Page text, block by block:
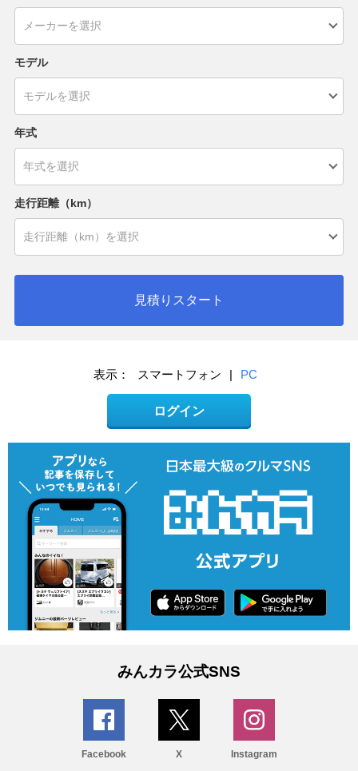
モデル
年式
走行距離（km）
見積りスタート
表示： スマートフォン | PC
ログイン
みんカラ公式SNS
Facebook X Instagram